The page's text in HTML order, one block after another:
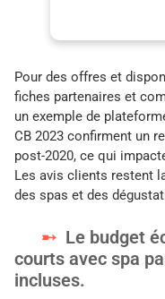
Pour des offres et
fiches partenaires et
un exemple de
CB 2023 confirment un
post-2020, ce qui
Les avis clients restent
des spas et des
Le budget
courts avec spa
incluses.